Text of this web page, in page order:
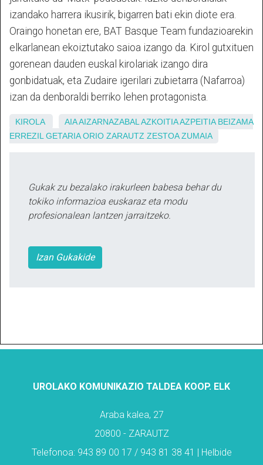
izandako harrera ikusirik, bigarren bati ekin diote era.
Oraingo honetan ere, BAT Basque Team fundazioarekin
elkarlanean ekoiztutako saioa izango da. Kirol gutxituen
gorenean dauden euskal kirolariak izango dira
gonbidatuak, eta Zudaire igerilari zubietarra (Nafarroa)
izan da denboraldi berriko lehen protagonista.
KIROLA AIAAIZARNAZABAL AZKOITIAAZPEITIA BEIZAMA
ERREZIL GETARIA ORIO ZARAUTZ ZESTOA ZUMAIA
Gukak zu bezalako irakurleen babesa behar du
tokiko informazioa euskaraz eta modu
profesionalean lantzen jarraitzeko.
Izan Gukakide
UROLAKO KOMUNIKAZIO TALDEA KOOP. ELK
Araba kalea, 27
20800 - ZARAUTZ
Telefonoa: 943 89 00 17 / 943 81 38 41 | Helbide